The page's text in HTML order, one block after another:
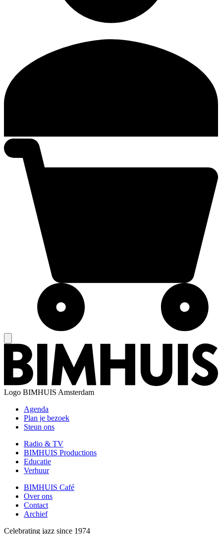
Logo BIMHUIS Amsterdam
Agenda
Plan je bezoek
Steun ons
Radio & TV
BIMHUIS Productions
Educatie
Verhuur
BIMHUIS Café
Over ons
Contact
Archief
Celebrating jazz since 1974